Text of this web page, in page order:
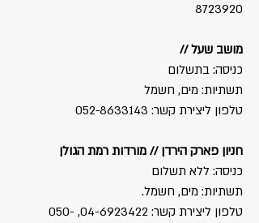
8723920
מושב שעל //
כניסה: בתשלום
תשתיות: מים, חשמל
טלפון ליצירת קשר: 052-8633143
חניון פארק הירדן // מורדות רמת הגולן
כניסה: ללא תשלום
תשתיות: מים, חשמל.
טלפון ליצירת קשר: 04-6923422
​,
050-